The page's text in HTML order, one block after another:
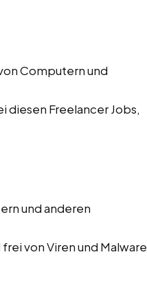
Computern und
diesen Freelancer Jobs,
und anderen
von Viren und Malware